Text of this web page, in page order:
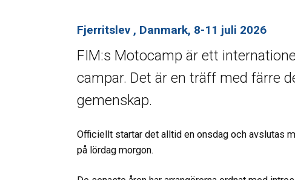
Fjerritslev , Danmark, 8-11 juli 2026
FIM:s Motocamp är ett
campar. Det är en träff med färre
gemenskap.
Officiellt startar det alltid en onsdag och avslutas
på lördag morgon.